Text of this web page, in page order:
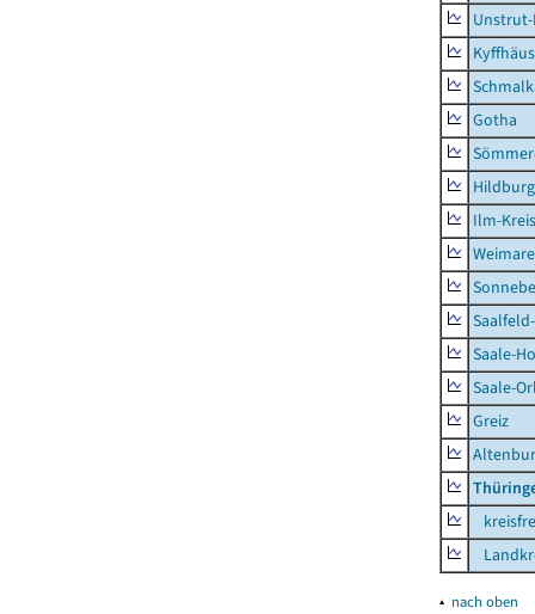
Gotha
Ilm-Kreis
Saale-
Saale-
Greiz
▴ nach oben